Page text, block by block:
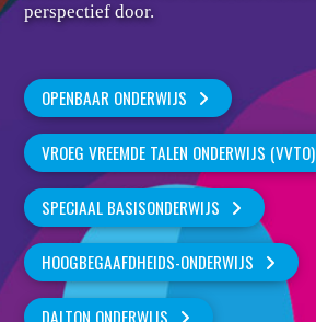
perspectief door.
OPENBAAR ONDERWIJS
VROEG VREEMDE TALEN ONDERWIJS (VVTO)
SPECIAAL BASISONDERWIJS
HOOGBEGAAFDHEIDS-ONDERWIJS
DALTON ONDERWIJS